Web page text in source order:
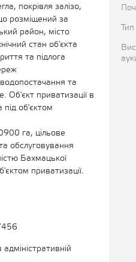
покрівля залізо,
розміщений за
район, місто
стан об'єкта
та підлога
та
Об'єкт приватизації в
під об'єктом
га, цільове
обслуговування
Бахмацької
приватизації.
Тип